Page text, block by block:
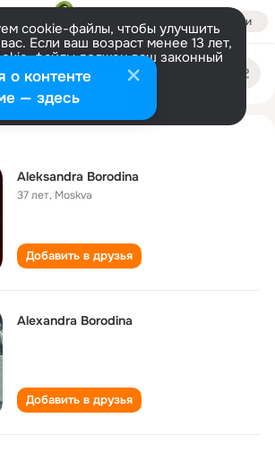
Войти
cookie-файлы, чтобы улучшить
Если ваш возраст менее 13 лет,
файлы должен ваш законный
Больше информации
Настроить
Aleksandra Borodina
37 лет, Moskva
Добавить в друзья
Alexandra Borodina
Добавить в друзья
контенте
— здесь